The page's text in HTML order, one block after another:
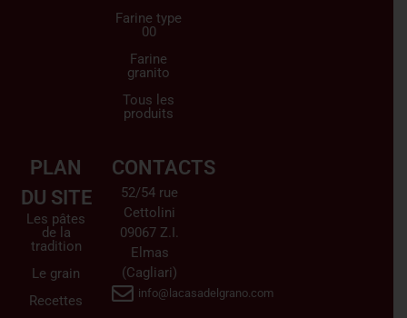
Farine type
00
Farine
granito
Tous les
produits
PLAN
DU SITE
Les pâtes
de la
tradition
Le grain
Recettes
CONTACTS
52/54 rue
Cettolini
09067 Z.I.
Elmas
(Cagliari)
info@lacasadelgrano.com